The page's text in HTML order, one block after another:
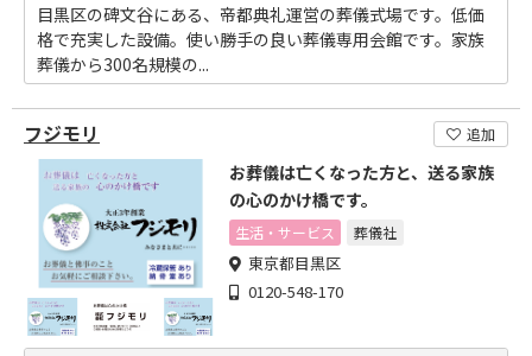
目黒区の碑文谷にある、帝都典礼運営の葬儀式場です。低価
格で充実した設備。使い勝手の良い葬儀専用会館です。家族
葬儀から300名規模の...
フジモリ 追加
お葬儀は亡くなった方と、送る家族
の心のかけ橋です。
生活・サービス 葬儀社
東京都目黒区
0120-548-170